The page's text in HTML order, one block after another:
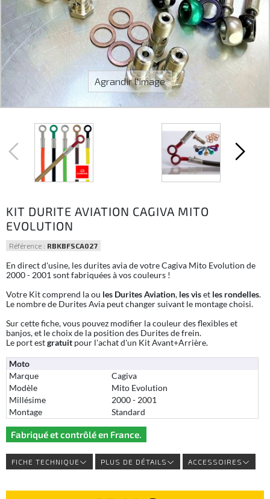
Agrandir l'image
KIT DURITE AVIATION CAGIVA MITO
EVOLUTION
Référence : RBKBFSCA027
En direct d'usine, les durites avia de votre Cagiva Mito Evolution de
2000 - 2001 sont fabriquées à vos couleurs !
Votre Kit comprend la ou les Durites Aviation, les viset les rondelles.
Le nombre de Durites Avia peut changer suivant le montage choisi.
Sur cette fiche, vous pouvez modifier la couleur des flexibles et
banjos, et le choix de la position des Durites de frein.
Le port estgratuit pour l'achat d'un Kit Avant+Arrière.
Moto
Marque
Cagiva
Modèle
Mito Evolution
Millésime
2000 - 2001
Montage
Standard
Fabriqué et contrôlé en France.
FICHE TECHNIQUE PLUS DE DÉTAILS ACCESSOIRES